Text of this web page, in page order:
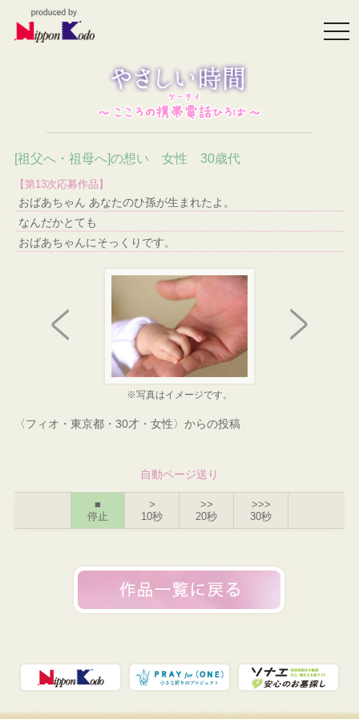
[祖父へ・祖母へ]の想い 女性 30歳代
【第13次応募作品】
おばあちゃん あなたのひ孫が生まれたよ。
なんだかとても
おばあちゃんにそっくりです。
※写真はイメージです。
〈フィオ・東京都・30才・女性〉からの投稿
自動ページ送り
■
停止
>
10秒
>>
20秒
>>>
30秒